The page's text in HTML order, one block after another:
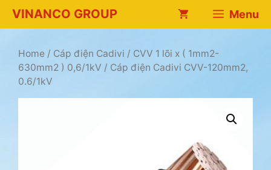
Chuyển
đến
dung
VINANCO GROUP Menu
Home / Cáp điện Cadivi / CVV 1 lõi x ( 1mm2-
630mm2 ) 0,6/1kV / Cáp điện Cadivi CVV-120mm2,
0.6/1kV